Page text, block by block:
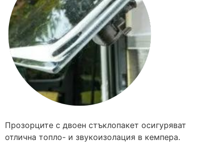
Прозорците с двоен стъклопакет осигуряват
отлична топло- и звукоизолация в кемпера.